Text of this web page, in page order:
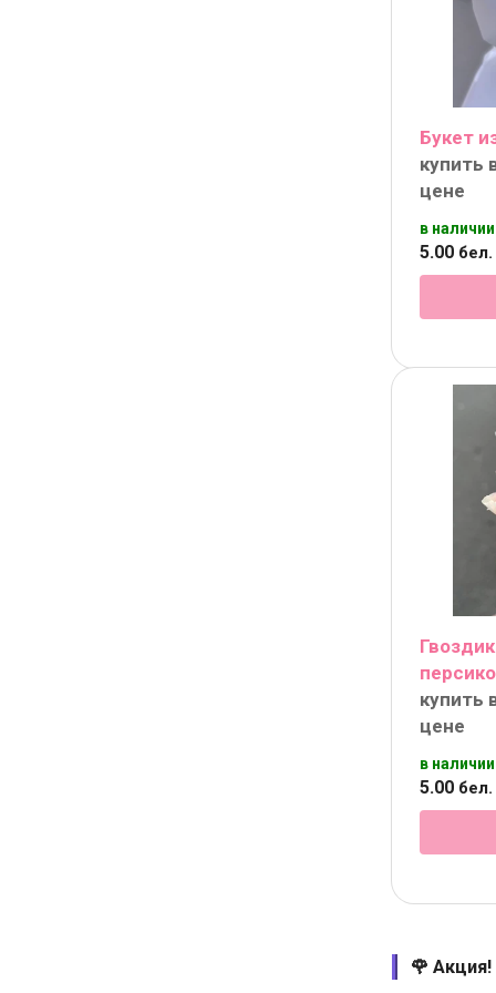
Букет
купить
цене
в наличии
5.00бел.
купить
цене
в наличии
5.00бел.
🌹